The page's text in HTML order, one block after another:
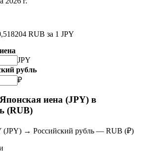
RUB за 1 JPY
JPY
рубль
₽
иена (JPY) в
(RUB)
(JPY) → Российский рубль — RUB (₽)